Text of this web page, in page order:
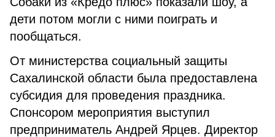
дети потом могли с ними поиграть и
пообщаться.
От министерства социальный защиты
Сахалинской области была предоставлена
субсидия для проведения праздника.
Спонсором мероприятия выступил
предприниматель Андрей Ярцев. Директор